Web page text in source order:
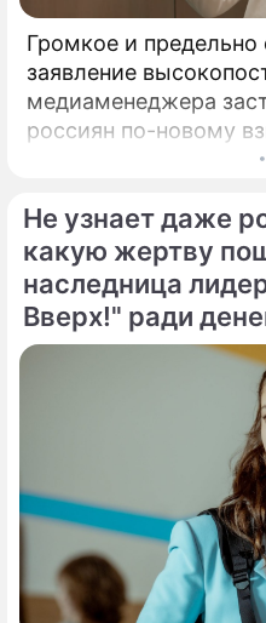
Громкое и предельно
заявление
медиаменеджера
россиян по-новому
годами происходит
Генеральный
холдинга "Газпром-
решился на
демарш.
Не узнает даже
какую жертву
наследница
Вверх!" ради